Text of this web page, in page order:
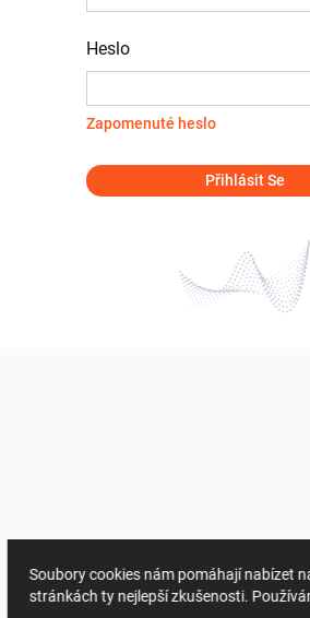
Heslo
Zapomenuté heslo
Přihlásit Se
Soubory cookies nám pomáhají nabízet
stránkách ty nejlepší zkušenosti.